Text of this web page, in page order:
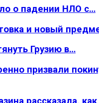
о падении НЛО с…
и новый
Грузию в…
призвали